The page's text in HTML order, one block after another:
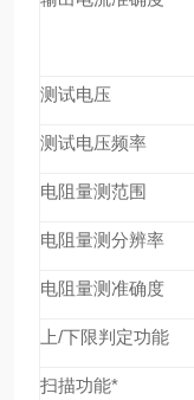
测试电压
测试电压频率
电阻量测范围
电阻量测分辨率
电阻量测准确度
上/下限判定功能
扫描功能*